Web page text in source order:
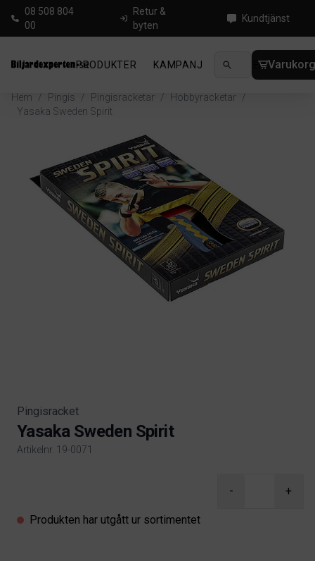
08 508 804
00
Retur &
byten
Kundtjänst
PRODUKTER KAMPANJ NYHETER
Hem / Pingis / Pingisracketar / Hobbyracketar
/
Yasaka Sweden Spirit
Pingisracket
Yasaka Sweden Spirit
Artikelnr. 19-0071
- +
Produkten har utgått ur sortimentet